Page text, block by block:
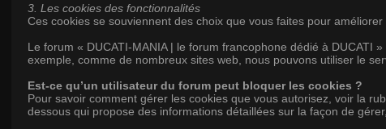
3. Les cookies des fonctionnalités
Ces cookies se souviennent des choix que vous faites pour
Le forum « DUCATI-MANIA | le forum francophone dédié à
exemple, comme de nombreux sites web, nous pouvons utiliser le
Est-ce qu’un utilisateur du forum peut bloquer les cookies ?
Pour savoir comment gérer les cookies que vous autorisez, voir la
dessous qui propose des informations détaillées sur la façon de